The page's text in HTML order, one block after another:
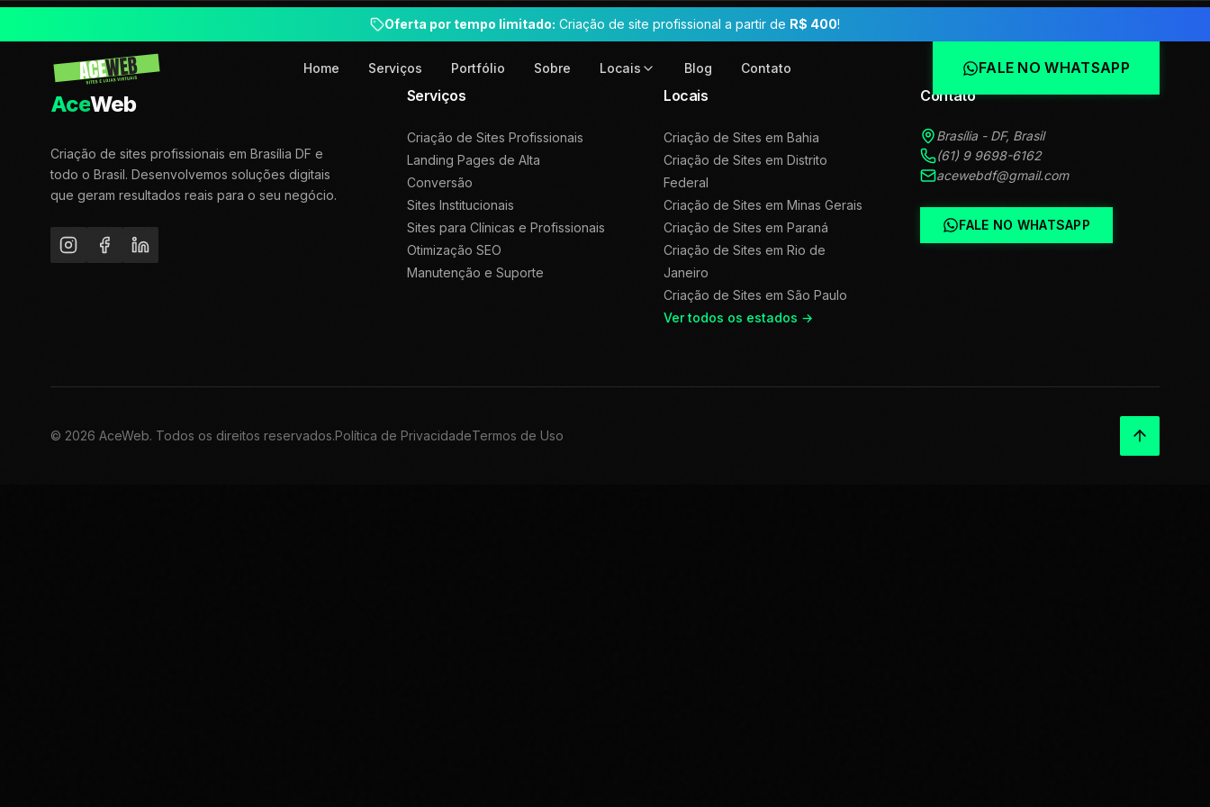
Oferta por tempo limitado: Criação de site profissional a partir de R$ 400!
Home Serviços Portfólio Sobre Locais Blog Contato FALE NO WHATSAPP
AceWeb
Criação de sites profissionais em Brasília DF e
todo o Brasil. Desenvolvemos soluções digitais
que geram resultados reais para o seu negócio.
Serviços
Criação de Sites Profissionais
Landing Pages de Alta
Conversão
Sites Institucionais
Sites para Clínicas e Profissionais
Otimização SEO
Manutenção e Suporte
Locais
Criação de Sites emBahia
Criação de Sites emDistrito
Federal
Criação de Sites emMinas Gerais
Criação de Sites emParaná
Criação de Sites emRio de
Janeiro
Criação de Sites emSão Paulo
Ver todos os estados →
Contato
Brasília - DF, Brasil
(61) 9 9698-6162
acewebdf@gmail.com
FALE NO WHATSAPP
© 2026 AceWeb. Todos os direitos reservados.Política de PrivacidadeTermos de Uso